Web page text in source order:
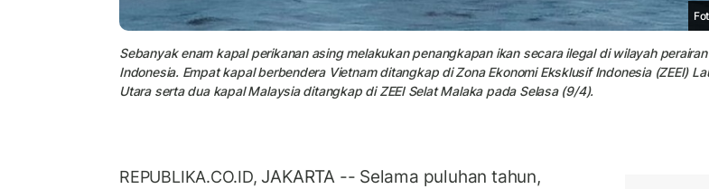
Sebanyak enam kapal perikanan asing melakukan penangkapan ikan secara ilegal di wilayah perairan
Indonesia. Empat kapal berbendera Vietnam ditangkap di Zona Ekonomi Eksklusif Indonesia (ZEEI)
Utara serta dua kapal Malaysia ditangkap di ZEEI Selat Malaka pada Selasa (9/4).
REPUBLIKA.CO.ID,JAKARTA -- Selama puluhan tahun,